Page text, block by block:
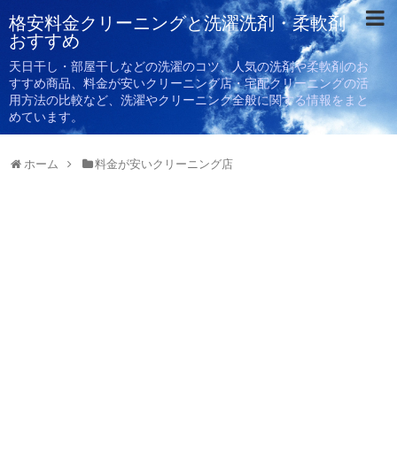
格安料金クリーニングと洗濯洗剤・柔軟剤
おすすめ
天日干し・部屋干しなどの洗濯のコツ、人気の洗剤や柔軟剤のお
すすめ商品、料金が安いクリーニング店・宅配クリーニングの活
用方法の比較など、洗濯やクリーニング全般に関する情報をまと
めています。
ホーム 料金が安いクリーニング店